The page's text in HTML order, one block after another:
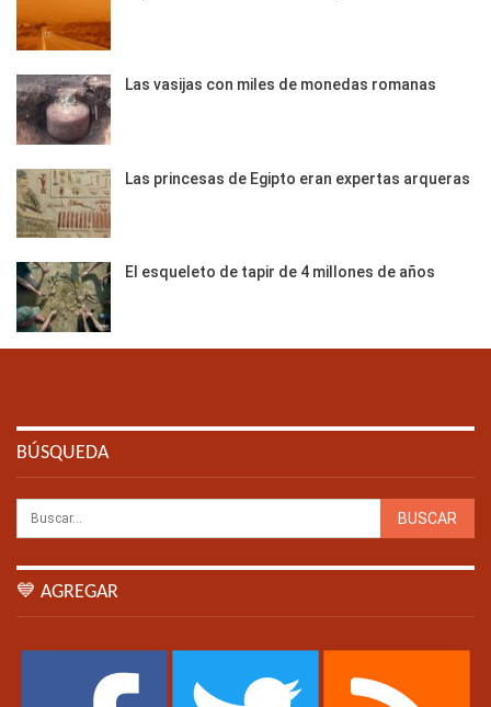
Las vasijas con miles de monedas romanas
Las princesas de Egipto eran expertas arqueras
El esqueleto de tapir de 4 millones de años
BÚSQUEDA
💙 AGREGAR